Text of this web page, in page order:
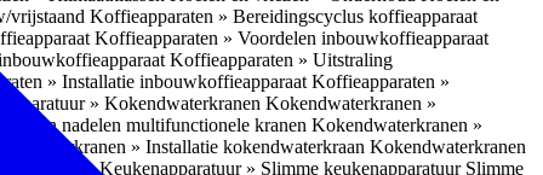
vrijstaand Koffieapparaten » Bereidingscyclus koffieapparaat
Koffieapparaten » Voordelen inbouwkoffieapparaat
Koffieapparaten » Uitstraling
» Installatie inbouwkoffieapparaat Koffieapparaten »
» Kokendwaterkranen Kokendwaterkranen »
en nadelen multifunctionele kranen Kokendwaterkranen »
» Installatie kokendwaterkraan Kokendwaterkranen
» OvensKeukenapparatuur » Slimme keukenapparatuur Slimme